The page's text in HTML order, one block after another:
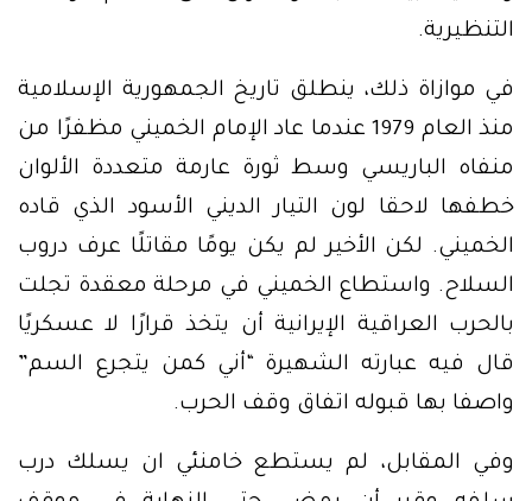
التنظيرية.
في موازاة ذلك، ينطلق تاريخ الجمهورية الإسلامية
منذ العام 1979 عندما عاد الإمام الخميني مظفرًا من
منفاه الباريسي وسط ثورة عارمة متعددة الألوان
خطفها لاحقا لون التيار الديني الأسود الذي قاده
الخميني. لكن الأخير لم يكن يومًا مقاتلًا عرف دروب
السلاح. واستطاع الخميني في مرحلة معقدة تجلت
بالحرب العراقية الإيرانية أن يتخذ قرارًا لا عسكريًا
قال فيه عبارته الشهيرة “أني كمن يتجرع السم”
واصفا بها قبوله اتفاق وقف الحرب.
وفي المقابل، لم يستطع خامنئي ان يسلك درب